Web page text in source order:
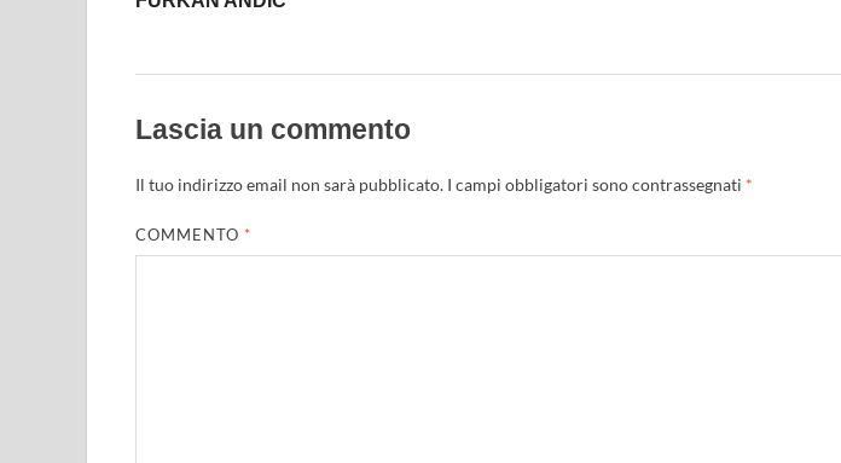
Lascia un commento
Il tuo indirizzo email non sarà pubblicato. I campi obbligatori sono contrassegnati *
COMMENTO *